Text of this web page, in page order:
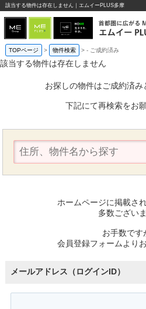
該当する物件は存在しません｜エムイーPLUS多摩
TOPページ > 物件検索 >- ご成約済み
該当する物件は存在しません
お探しの物件はご成約済み
下記にて再検索をお
ホームページに掲載さ
多数ございま
お手数です
会員登録フォームより
メールアドレス（ログインID）